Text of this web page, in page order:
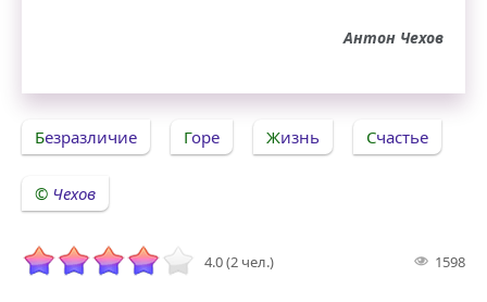
Антон Чехов
Безразличие Горе Жизнь Счастье
Чехов
4.0 (2 чел.) 1598